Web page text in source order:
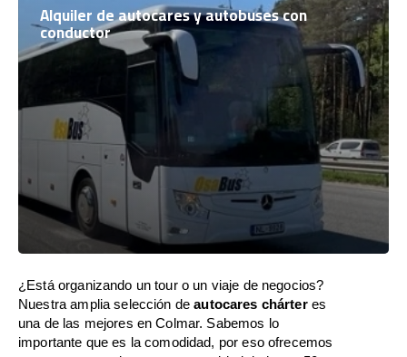
Alquiler de autocares y autobuses con
conductor
¿Está organizando un tour o un viaje de negocios?
Nuestra amplia selección deautocares chárteres
una de las mejores en Colmar. Sabemos lo
importante que es la comodidad, por eso ofrecemos